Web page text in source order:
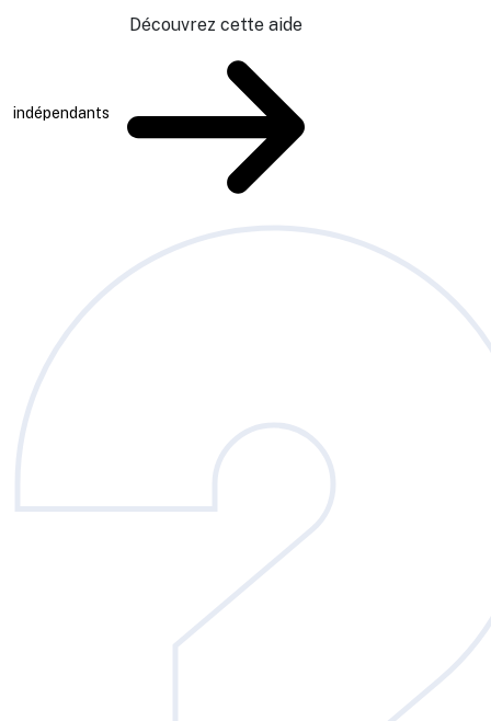
indépendants
Découvrez cette aide